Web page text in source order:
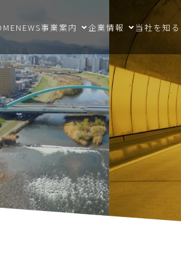
NEWS事業案内 企業情報 当社を知る